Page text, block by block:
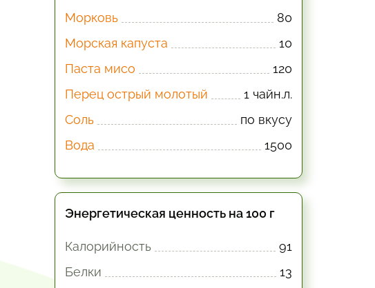
Морковь
80
Морская капуста
10
Паста мисо
120
Перец острый молотый
1 чайн.л.
Соль
по вкусу
Вода
1500
Энергетическая ценность на 100 г
Калорийность
91
Белки
13